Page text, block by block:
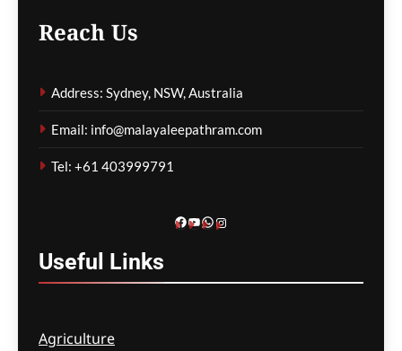
പിടികൂടി
മെഹ്റു ഇസ്മായില്‍
Reach Us
Address: Sydney, NSW, Australia
Email: info@malayaleepathram.com
Tel: +61 403999791
Facebook
YouTube
WhatsApp
Instagram
Useful Links
Agriculture